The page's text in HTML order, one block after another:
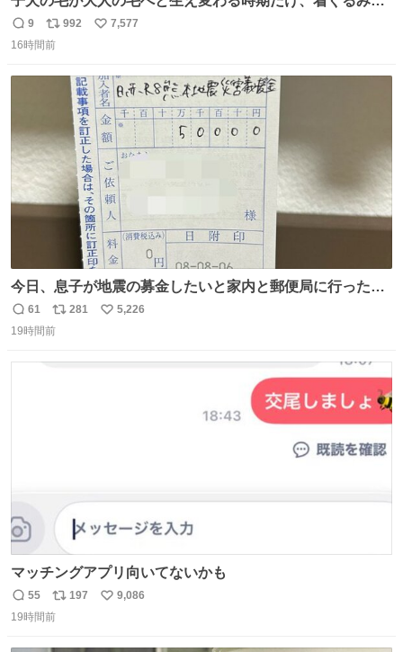
着てるように見える良さがあります
返
信
9
リ
ポ
992
い
数
7,577
16時間前
今日、息子が地震の募金したいと家内と郵便局に行ったみ
たいです。おもちゃとか買う選択肢もあったと思うけど、
自分で貯めてた2万円を役に立てて欲しい、みんなも元気
返
信
61
リ
ポ
281
い
5,226
19時間前
マッチングアプリ向いてないかも
返
信
55
リ
ポ
197
い
9,086
19時間前